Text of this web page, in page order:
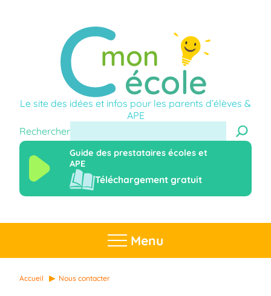
Le site des idées et infos pour les parents d’élèves &
APE
Rechercher
Guide des prestataires écoles et
APE
Téléchargement gratuit
Menu
Accueil Nous contacter